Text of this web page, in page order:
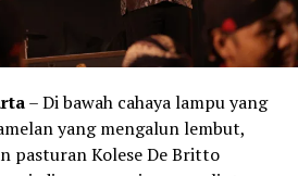
– Di bawah cahaya lampu yang
yang mengalun lembut,
pasturan Kolese De Britto